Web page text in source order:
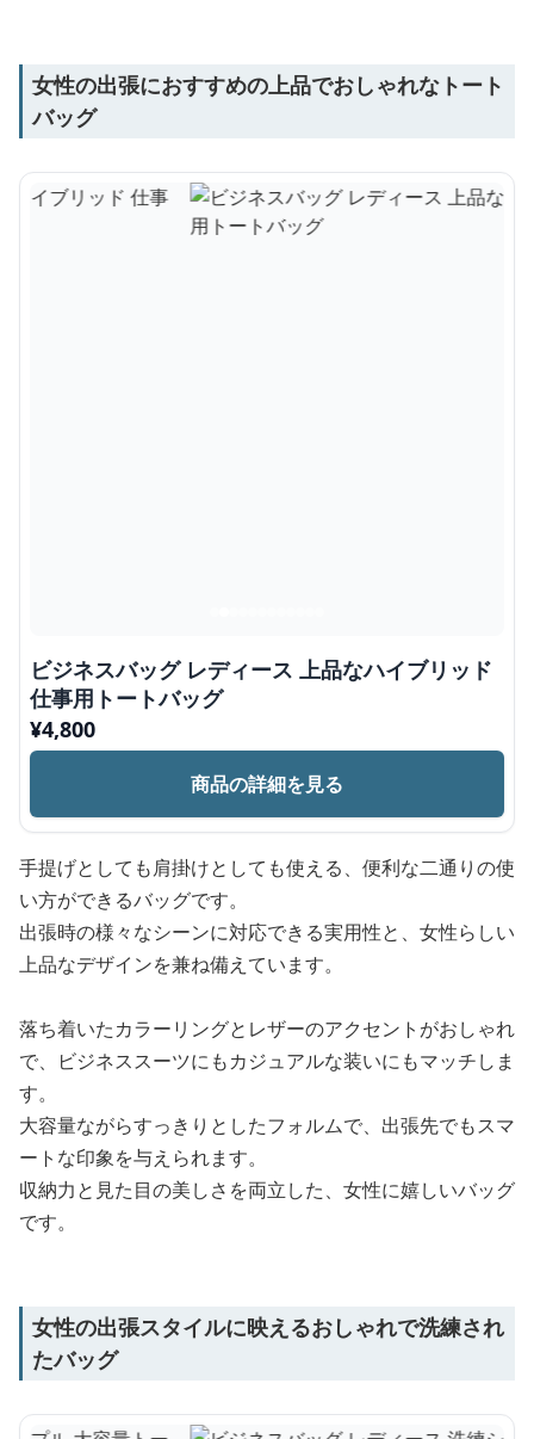
女性の出張におすすめの上品でおしゃれなトート
バッグ
ビジネスバッグ レディース 上品なハイブリッド
仕事用トートバッグ
¥4,800
商品の詳細を見る
手提げとしても肩掛けとしても使える、便利な二通りの使
い方ができるバッグです。
出張時の様々なシーンに対応できる実用性と、女性らしい
上品なデザインを兼ね備えています。
落ち着いたカラーリングとレザーのアクセントがおしゃれ
で、ビジネススーツにもカジュアルな装いにもマッチしま
す。
大容量ながらすっきりとしたフォルムで、出張先でもスマ
ートな印象を与えられます。
収納力と見た目の美しさを両立した、女性に嬉しいバッグ
です。
女性の出張スタイルに映えるおしゃれで洗練され
たバッグ